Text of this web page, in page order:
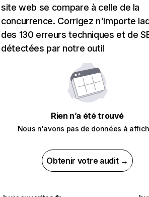
site web se compare à celle de la
concurrence. Corrigez n'importe
des 130 erreurs techniques et de
détectées par notre outil
Rien n’a été trouvé
Nous n'avons pas de données à
Obtenir votre audit →